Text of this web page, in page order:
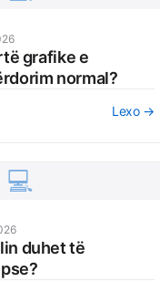
grafike e
normal?
Lexo →
💻
duhet të